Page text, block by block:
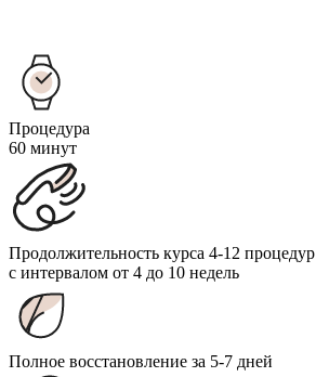
Процедура
60 минут
Продолжительность курса 4-12 процедур
с интервалом от 4 до 10 недель
Полное восстановление за 5-7 дней